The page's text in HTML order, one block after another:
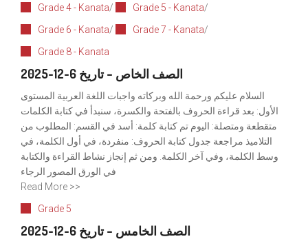
Grade 4 - Kanata/ Grade 5 - Kanata/
Grade 6 - Kanata/ Grade 7 - Kanata/
Grade 8 - Kanata
الصف الخاص – تاريخ 6-12-2025
السلام عليكم ورحمة الله وبركاته واجبات اللغة العربية المستوى
الأول: بعد قراءة الحروف بالفتحة والكسرة، سنبدأ في كتابة الكلمات
متقطعة ومتصلة: اليوم تم كتابة كلمة: أسد في القسم: المطلوب من
التلاميذ مراجعة جدول كتابة الحروف: منفردة، في أول الكلمة، في
وسط الكلمة، وفي آخر الكلمة. ومن ثم إنجاز نشاط القراءة والكتابة
في الورق المصور الرجاء
Read More >>
Grade 5
الصف الخامس – تاريخ 6-12-2025